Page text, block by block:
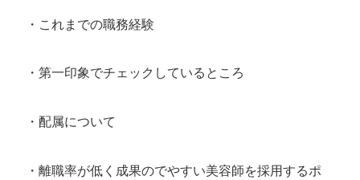
・これまでの職務経験
・第一印象でチェックしているところ
・配属について
・離職率が低く成果のでやすい美容師を採用するポ